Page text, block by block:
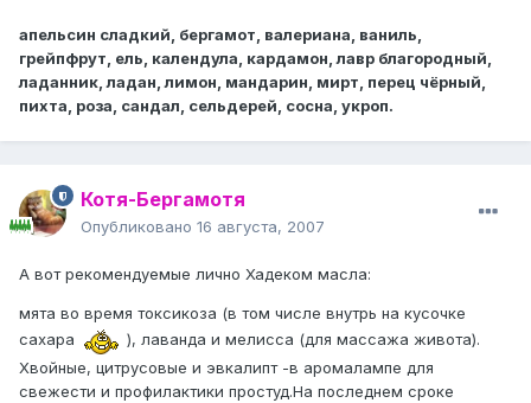
апельсин сладкий, бергамот, валериана, ваниль,
грейпфрут, ель, календула, кардамон, лавр благородный,
ладанник, ладан, лимон, мандарин, мирт, перец чёрный,
пихта, роза, сандал, сельдерей, сосна, укроп.
Котя-Бергамотя
Опубликовано 16 августа, 2007
А вот рекомендуемые лично Хадеком масла:
мята во время токсикоза (в том числе внутрь на кусочке
сахара
), лаванда и мелисса (для массажа живота).
Хвойные, цитрусовые и эвкалипт -в аромалампе для
свежести и профилактики простуд.На последнем сроке